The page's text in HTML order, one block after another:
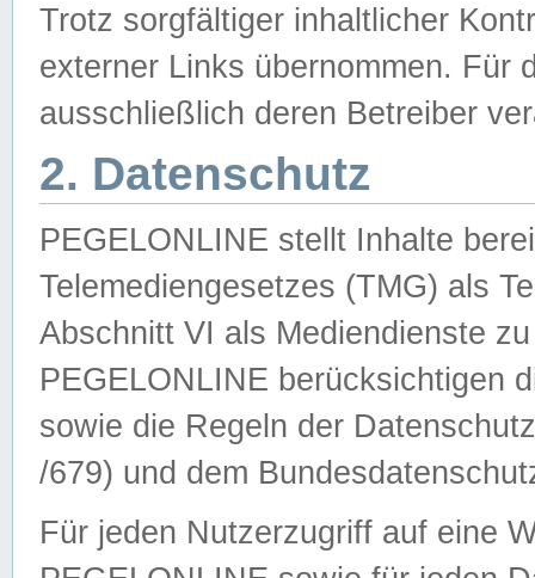
Trotz sorgfältiger inhaltlicher
externer Links übernommen. Für
ausschließlich deren Betreiber
2. Datenschutz
PEGELONLINE stellt Inhalte
Telemediengesetzes (TMG) als
Abschnitt VI als Mediendienste
PEGELONLINE berücksichtigen
sowie die Regeln der
/679) und dem
Für jeden Nutzerzugriff auf eine